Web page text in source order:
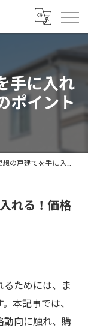
手に入れ
ポイント
手に入れる！価格の相場と購入のポイント
れる！価格
ためには、ま
本記事では、
動向に触れ、購